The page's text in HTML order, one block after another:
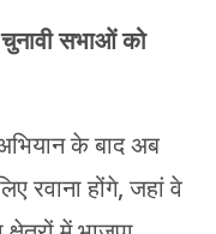
सभाओं को
के बाद अब
रवाना होंगे, जहां वे